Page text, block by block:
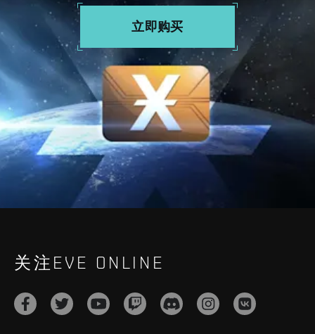
立即购买
关注EVE ONLINE